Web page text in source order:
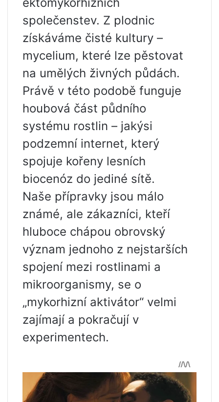
společenstev. Z plodnic
získáváme čisté kultury –
mycelium, které lze pěstovat
na umělých živných půdách.
Právě v této podobě funguje
houbová část půdního
systému rostlin – jakýsi
podzemní internet, který
spojuje kořeny lesních
biocenóz do jediné sítě.
Naše přípravky jsou málo
známé, ale zákazníci, kteří
hluboce chápou obrovský
význam jednoho z nejstarších
spojení mezi rostlinami a
mikroorganismy, se o
„mykorhizní aktivátor“ velmi
zajímají a pokračují v
experimentech.